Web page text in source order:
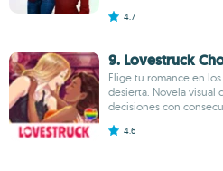
4.7
9. Lovestruck
Elige tu romance en
desierta. Novela visual
decisiones con
4.6